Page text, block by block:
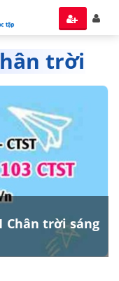
trời
Chân trời sáng